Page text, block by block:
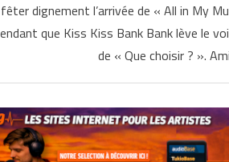
dignement l’arrivée de « All in My
que Kiss Kiss Bank Bank lève le
de « Que choisir ? ».